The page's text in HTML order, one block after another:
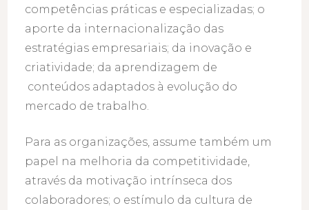
competências práticas e especializadas; o
aporte da internacionalização das
estratégias empresariais; da inovação e
criatividade; da aprendizagem de
conteúdos adaptados à evolução do
mercado de trabalho.
Para as organizações, assume também um
papel na melhoria da competitividade,
através da motivação intrínseca dos
colaboradores; o estímulo da cultura de